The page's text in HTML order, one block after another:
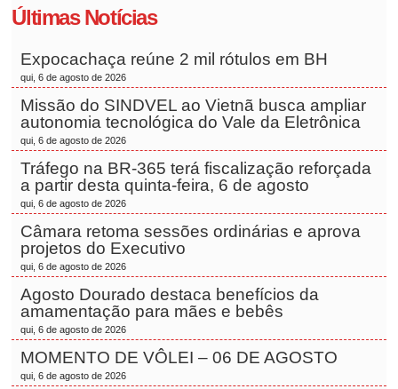
Últimas Notícias
Expocachaça reúne 2 mil rótulos em BH
qui, 6 de agosto de 2026
Missão do SINDVEL ao Vietnã busca ampliar
autonomia tecnológica do Vale da Eletrônica
qui, 6 de agosto de 2026
Tráfego na BR-365 terá fiscalização reforçada
a partir desta quinta-feira, 6 de agosto
qui, 6 de agosto de 2026
Câmara retoma sessões ordinárias e aprova
projetos do Executivo
qui, 6 de agosto de 2026
Agosto Dourado destaca benefícios da
amamentação para mães e bebês
qui, 6 de agosto de 2026
MOMENTO DE VÔLEI – 06 DE AGOSTO
qui, 6 de agosto de 2026